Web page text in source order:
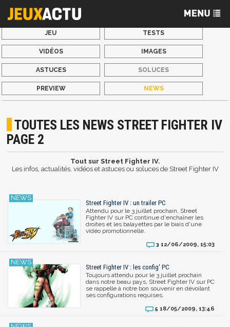
JEU TESTS
VIDÉOS IMAGES
ASTUCES SOLUCES
PREVIEW NEWS
TOUTES LES NEWS STREET FIGHTER IV
PAGE 2
Tout sur Street Fighter IV.
Les infos, actualités, vidéos et astuces ou soluces de Street Fighter IV
Street Fighter IV : un trailer PC
Attendu pour le 3 juillet prochain, Street
Fighter IV sur PC continue d'enchaîner les
droites et les balayettes par le biais d'une
vidéo promotionnelle.
3 12/06/2009, 15:03
Street Fighter IV : les config' PC
Toujours attendu pour le 3 juillet prochain
dans notre beau pays, Street Fighter IV sur PC
se rappelle à notre bon souvenir en dévoilant
ses configurations requises.
5 18/05/2009, 13:46